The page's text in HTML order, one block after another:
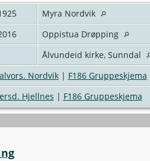
Myra Nordvik
Oppistua Drøpping
Ålvundeid kirke, Sunndal
Nordvik| F186 Gruppeskjema
Hjellnes | F186 Gruppeskjema